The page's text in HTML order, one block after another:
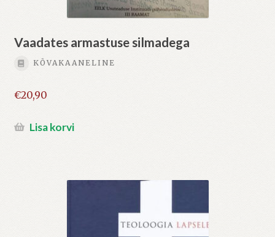
Vaadates armastuse silmadega
KÕVAKAANELINE
€20,90
Lisa korvi